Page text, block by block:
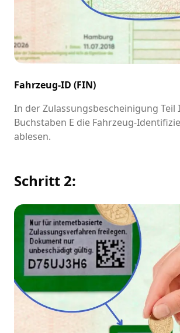
Fahrzeug-ID (FIN)
In der Zulassungsbescheinigung Teil
Buchstaben E die Fahrzeug-
ablesen.
Schritt 2: